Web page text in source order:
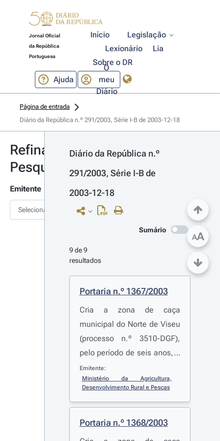
Jornal Oficial
da República
Portuguesa
Início
Legislação
Lexionário
Lia
Sobre o DR
Ajuda
O
meu
Diário
Página de entrada
Diário da República n.º 291/2003, Série I-B de 2003-12-18
Refinar
Pesquisa
Emitente
Selecionar
Diário da República n.º
291/2003, Série I-B de
2003-12-18
Sumário
9 de 9
resultados
Portaria n.º 1367/2003
Cria a zona de caça
municipal do Norte de Viseu
(processo n.º 3510-DGF),
pelo período de seis anos, e
transfere a sua gestão para
a Associação de Caçadores
Emitente:
Ministério da Agricultura,
Desenvolvimento Rural e Pescas
Portaria n.º 1368/2003
AA